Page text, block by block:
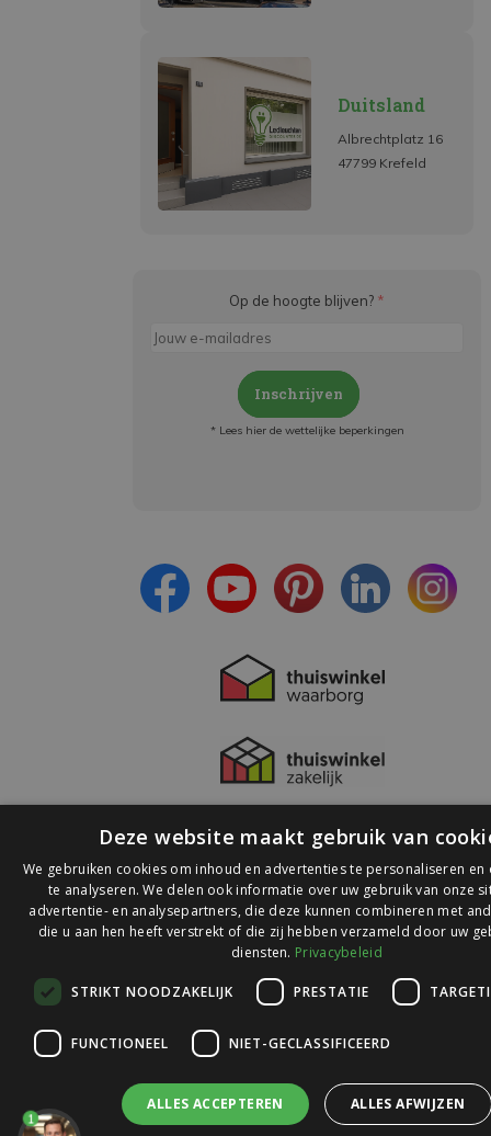
Duitsland
Albrechtplatz 16
47799 Krefeld
Op de hoogte blijven? *
Inschrijven
* Lees hier de wettelijke beperkingen
© 2026 Ledlichtdiscounter.nl
op
Webwinkelkeur
1
Deze website maakt gebruik van
We gebruiken cookies om inhoud en advertenties te personaliseren en
te analyseren. We delen ook informatie over uw gebruik van onze
advertentie- en analysepartners, die deze kunnen combineren met
die u aan hen heeft verstrekt of die zij hebben verzameld door uw
diensten. Privacybeleid
STRIKT NOODZAKELIJK PRESTATIE
FUNCTIONEEL NIET-GECLASSIFICEERD
ALLES ACCEPTEREN ALLES AFWIJZEN